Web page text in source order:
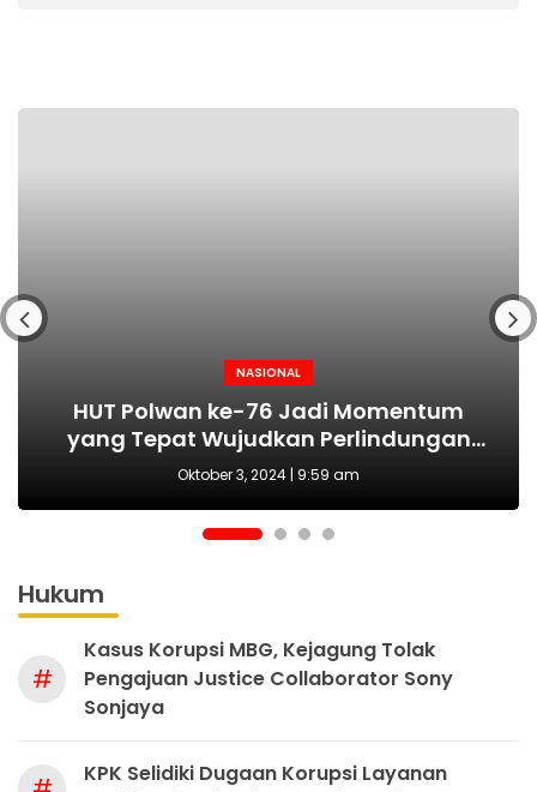
NASIONAL
HUT Polwan ke-76 Jadi Momentum
yang Tepat Wujudkan Perlindungan
Perempuan dan Anak
Oktober 3, 2024 | 9:59 am
NASIONAL
MAKI Sebut Seleksi Capim KPK Tidak Sah
Sejak Awal, Harusnya Dilakukan Era
Prabowo
NASIONAL
Polda Metro Jaya Kembali Tangkap 1
Tersangka Kasus Pembubaran Paksa
Diskusi di Kemang
BERITA
Kejari tetapkan Kades Sejahtera Sigi
tersangka korupsi ADD
Hukum
#
Kasus Korupsi MBG, Kejagung Tolak
Pengajuan Justice Collaborator Sony
Sonjaya
KPK Selidiki Dugaan Korupsi Layanan